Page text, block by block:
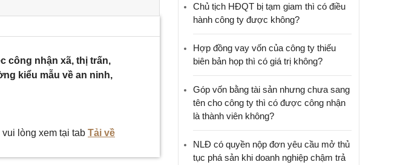
công nhận xã, thị trấn,
kiểu mẫu về an ninh,
lòng xem tại tab Tải về
Chủ tịch HĐQT bị tạm giam thì có điều
hành công ty được không?
Hợp đồng vay vốn của công ty thiếu
biên bản họp thì có giá trị không?
Góp vốn bằng tài sản nhưng chưa sang
tên cho công ty thì có được công nhận
là thành viên không?
NLĐ có quyền nộp đơn yêu cầu mở thủ
tục phá sản khi doanh nghiệp chậm trả